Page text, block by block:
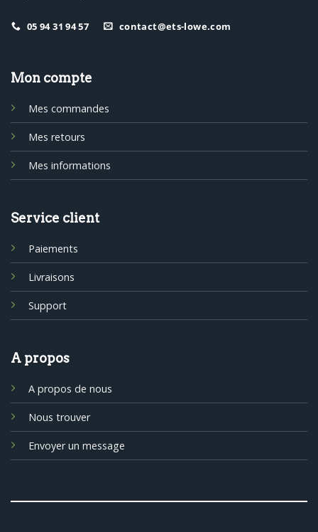
05 94 31 94 57 contact@ets-lowe.com
Mon compte
Mes commandes
Mes retours
Mes informations
Service client
Paiements
Livraisons
Support
A propos
A propos de nous
Nous trouver
Envoyer un message